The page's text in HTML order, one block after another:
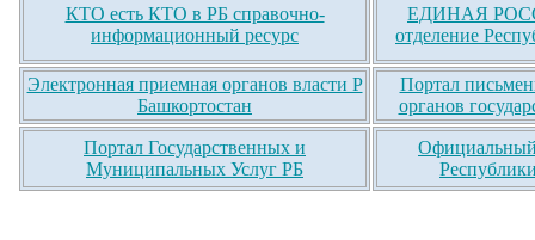
КТО есть КТО в РБ справочно-
информационный ресурс
ЕДИНАЯ
отделение
Электронная приемная органов власти Р
Башкортостан
Портал
органов
Портал Государственных и
Муниципальных Услуг РБ
Официальный